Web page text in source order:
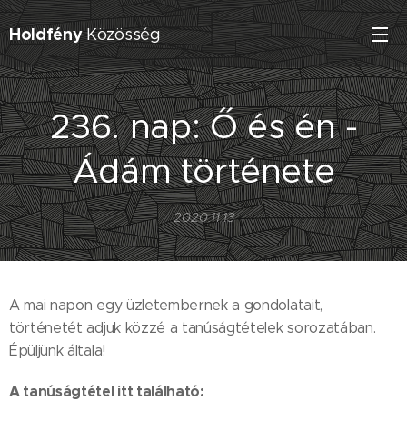
HoldfényKözösség
236. nap: Ő és én -
Ádám története
2020.11.13
A mai napon egy üzletembernek a gondolatait,
történetét adjuk közzé a tanúságtételek sorozatában.
Épüljünk általa!
A tanúságtétel itt található: